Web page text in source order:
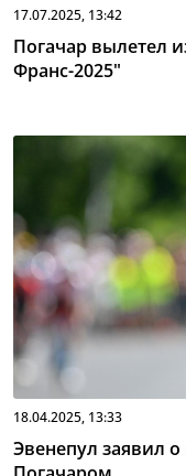
17.07.2025, 13:42
Погачар вылетел
Франс-2025"
18.04.2025, 13:33
Эвенепул заявил о